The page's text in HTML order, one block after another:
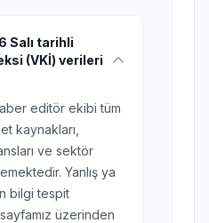
Salı tarihli
(VKİ) verileri
editör ekibi tüm
kaynakları,
ve sektör
Yanlış ya
bilgi tespit
üzerinden